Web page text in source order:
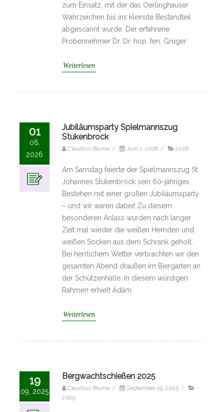
zum Einsatz, mit der das Oerlinghauser
Wahrzeichen bis ins kleinste Bestandteil
abgescannt wurde. Der erfahrene
Probennehmer Dr. Dr. hop. fen. Grüger
Weiterlesen
01
06,
2026
Jubiläumsparty Spielmannszug
Stukenbrock
Claudius Blume / Juni 1, 2026 / 2026
Am Samstag feierte der Spielmannszug St.
Johannes Stukenbrock sein 60-jähriges
Bestehen mit einer großen Jubiläumsparty
– und wir waren dabei! Zu diesem
besonderen Anlass wurden nach langer
Zeit mal wieder die weißen Hemden und
weißen Socken aus dem Schrank geholt.
Bei herrlichem Wetter verbrachten wir den
gesamten Abend draußen im Biergarten an
der Schützenhalle. In diesem würdigen
Rahmen erhielt Ädäm
Weiterlesen
19
09, 2025
Bergwachtschießen 2025
Claudius Blume / September 19, 2025 /
2025